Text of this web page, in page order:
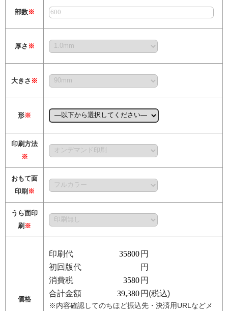
部数※
厚さ ※
大きさ ※
形※
印刷方法
※
おもて面
印刷 ※
うら面印
刷 ※
価格
印刷代
円
初回版代
円
消費税
円
合計金額
円(税込)
※内容確認してのちほど振込先・決済用URLなどメ